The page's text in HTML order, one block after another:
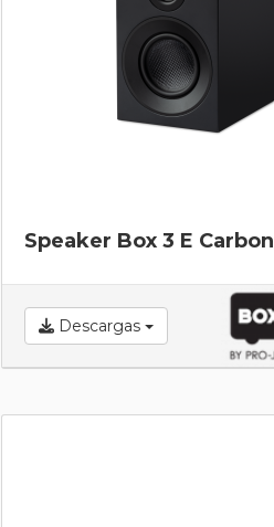
Speaker Box 3 E Carbon
Descargas